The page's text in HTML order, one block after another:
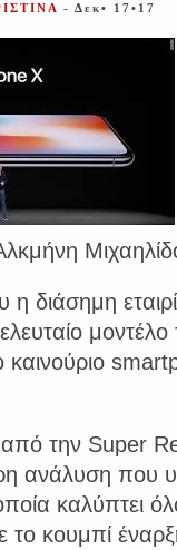
- Δεκ• 17•17
η διάσημη
καινούριο
από την Super
ανάλυση που
καλύπτει
το κουμπί